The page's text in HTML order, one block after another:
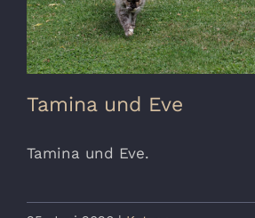
Tamina und Eve
Tamina und Eve.